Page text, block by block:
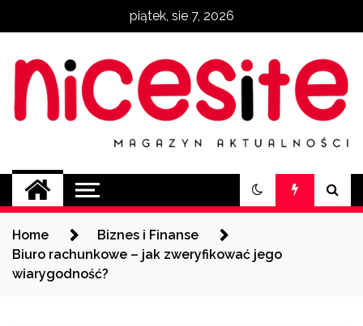
piątek, sie 7, 2026
NiceSite.com.pl
magazyn aktualności
Home
Biznes i Finanse
Biuro rachunkowe – jak zweryfikować jego
wiarygodność?